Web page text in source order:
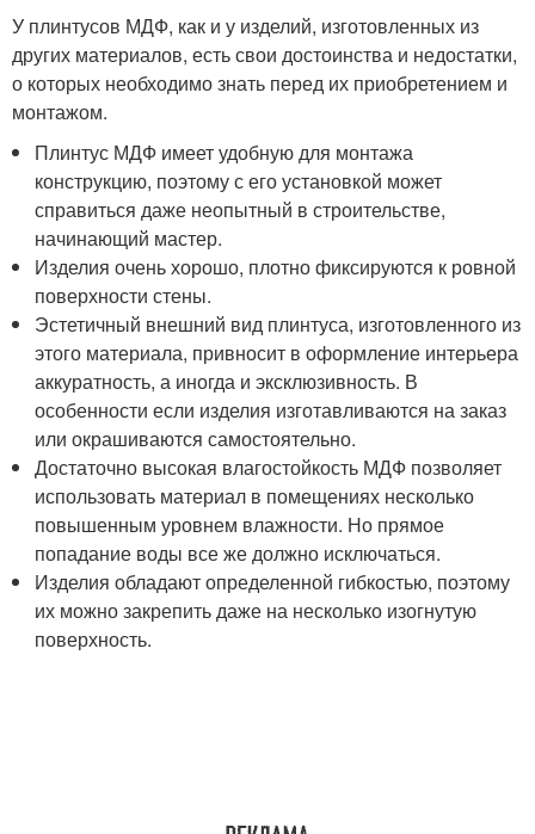
У плинтусов МДФ, как и у изделий, изготовленных из
других материалов, есть свои достоинства и недостатки,
о которых необходимо знать перед их приобретением и
монтажом.
Плинтус МДФ имеет удобную для монтажа
конструкцию, поэтому с его установкой может
справиться даже неопытный в строительстве,
начинающий мастер.
Изделия очень хорошо, плотно фиксируются к ровной
поверхности стены.
Эстетичный внешний вид плинтуса, изготовленного из
этого материала, привносит в оформление интерьера
аккуратность, а иногда и эксклюзивность. В
особенности если изделия изготавливаются на заказ
или окрашиваются самостоятельно.
Достаточно высокая влагостойкость МДФ позволяет
использовать материал в помещениях несколько
повышенным уровнем влажности. Но прямое
попадание воды все же должно исключаться.
Изделия обладают определенной гибкостью, поэтому
их можно закрепить даже на несколько изогнутую
поверхность.